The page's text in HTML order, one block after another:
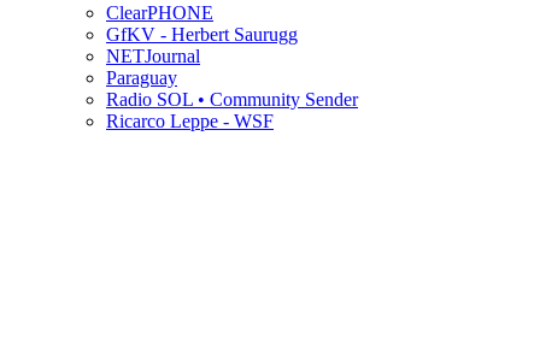
ClearPHONE
GfKV - Herbert Saurugg
NETJournal
Paraguay
Radio SOL • Community Sender
Ricarco Leppe - WSF